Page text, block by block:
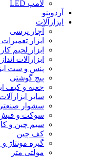
لامپ LED
آردوینو
ابزارآلات
آچار پرسی
ابزار
ابزار لحیم
ابزارآلات
پنس و ست
پیچ گوشتی
جعبه و کیف
سایر ابزارآلات
سشوار
سوکت و فیش
سیم چین و
کف چین
گیره مونتاژ و
مولتی متر